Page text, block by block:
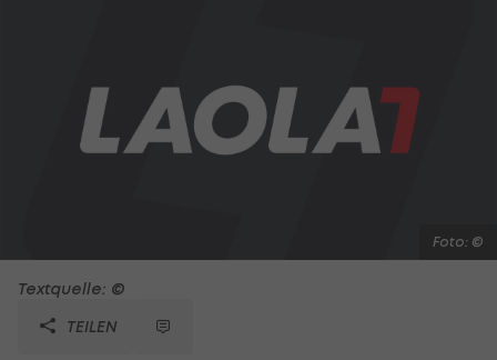
Foto: ©
Textquelle: ©
TEILEN